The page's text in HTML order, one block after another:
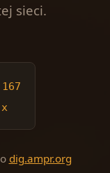
sieci.
dig.ampr.org